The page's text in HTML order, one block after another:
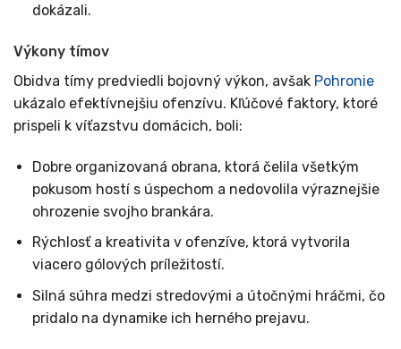
dokázali.
Výkony tímov
Obidva tímy predviedli bojovný výkon, avšak Pohronie
ukázalo efektívnejšiu ofenzívu. Kľúčové faktory, ktoré
prispeli k víťazstvu domácich, boli:
Dobre organizovaná obrana, ktorá čelila všetkým
pokusom hostí s úspechom a nedovolila výraznejšie
ohrozenie svojho brankára.
Rýchlosť a kreativita v ofenzíve, ktorá vytvorila
viacero gólových príležitostí.
Silná súhra medzi stredovými a útočnými hráčmi, čo
pridalo na dynamike ich herného prejavu.